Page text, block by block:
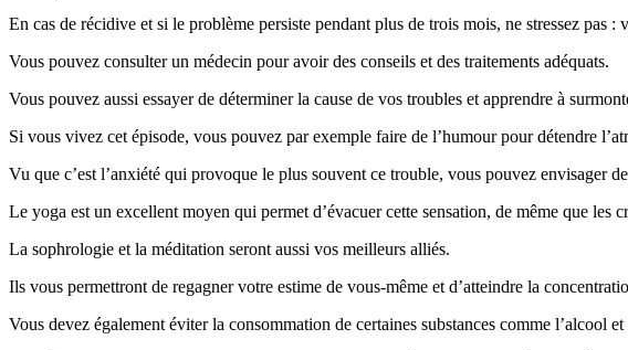
En cas de récidive et si le problème persiste pendant plus de trois mois, ne stressez pas
Vous pouvez consulter un médecin pour avoir des conseils et des traitements adéquats.
Vous pouvez aussi essayer de déterminer la cause de vos troubles et apprendre à
Si vous vivez cet épisode, vous pouvez par exemple faire de l’humour pour détendre
Vu que c’est l’anxiété qui provoque le plus souvent ce trouble, vous pouvez envisager
Le yoga est un excellent moyen qui permet d’évacuer cette sensation, de même que les
La sophrologie et la méditation seront aussi vos meilleurs alliés.
Ils vous permettront de regagner votre estime de vous-même et d’atteindre la
Vous devez également éviter la consommation de certaines substances comme l’alcool et